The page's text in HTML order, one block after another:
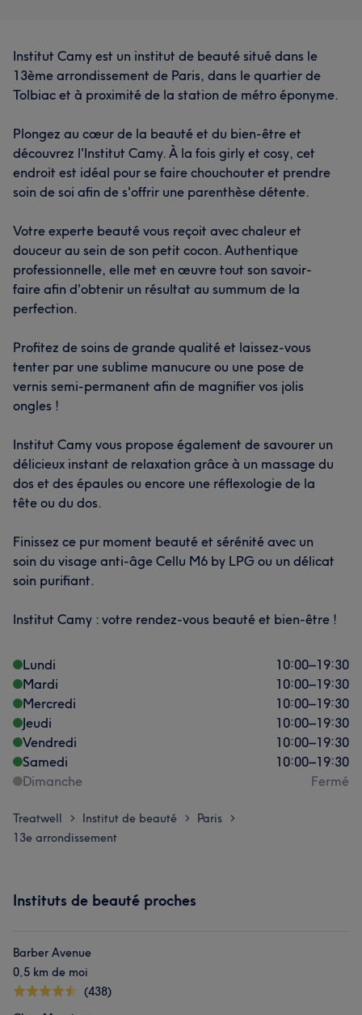
Institut Camy est un institut de beauté situé dans le
13ème arrondissement de Paris, dans le quartier de
Tolbiac et à proximité de la station de métro éponyme.
Plongez au cœur de la beauté et du bien-être et
découvrez l'Institut Camy. À la fois girly et cosy, cet
endroit est idéal pour se faire chouchouter et prendre
soin de soi afin de s'offrir une parenthèse détente.
Votre experte beauté vous reçoit avec chaleur et
douceur au sein de son petit cocon. Authentique
professionnelle, elle met en œuvre tout son savoir-
faire afin d'obtenir un résultat au summum de la
perfection.
Profitez de soins de grande qualité et laissez-vous
tenter par une sublime manucure ou une pose de
vernis semi-permanent afin de magnifier vos jolis
ongles !
Institut Camy vous propose également de savourer un
délicieux instant de relaxation grâce à un massage du
dos et des épaules ou encore une réflexologie de la
tête ou du dos.
Finissez ce pur moment beauté et sérénité avec un
soin du visage anti-âge Cellu M6 by LPG ou un délicat
soin purifiant.
Institut Camy : votre rendez-vous beauté et bien-être !
Lundi 10:00–19:30
Mardi
10:00–19:30
Mercredi
10:00–19:30
Jeudi
10:00–19:30
Vendredi
10:00–19:30
Samedi
10:00–19:30
Dimanche
Fermé
Treatwell > Institut de beauté > Paris >
13e arrondissement
Instituts de beauté proches
Barber Avenue
0,5 km de moi
(438)